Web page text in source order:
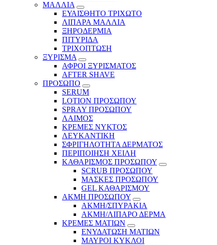
ΜΑΛΛΙΑ
ΕΥΑΙΣΘΗΤΟ ΤΡΙΧΩΤΟ
ΛΙΠΑΡΑ ΜΑΛΛΙΑ
ΞΗΡΟΔΕΡΜΙΑ
ΠΙΤΥΡΙΔΑ
ΤΡΙΧΟΠΤΩΣΗ
ΞΥΡΙΣΜΑ
ΑΦΡΟΙ ΞΥΡΙΣΜΑΤΟΣ
AFTER SHAVE
ΠΡΟΣΩΠΟ
SERUM
LOTION ΠΡΟΣΩΠΟΥ
SPRAY ΠΡΟΣΩΠΟΥ
ΛΑΙΜΟΣ
ΚΡΕΜΕΣ ΝΥΚΤΟΣ
ΛΕΥΚΑΝΤΙΚΗ
ΣΦΡΙΓΗΛΟΤΗΤΑ ΔΕΡΜΑΤΟΣ
ΠΕΡΙΠΟΙΗΣΗ ΧΕΙΛΗ
ΚΑΘΑΡΙΣΜΟΣ ΠΡΟΣΩΠΟΥ
SCRUB ΠΡΟΣΩΠΟΥ
ΜΑΣΚΕΣ ΠΡΟΣΩΠΟΥ
GEL ΚΑΘΑΡΙΣΜΟΥ
ΑΚΜΗ ΠΡΟΣΩΠΟΥ
ΑΚΜΗ/ΣΠΥΡΑΚΙΑ
ΑΚΜΗ/ΛΙΠΑΡΟ ΔΕΡΜΑ
ΚΡΕΜΕΣ ΜΑΤΙΩΝ
ΕΝΥΔΑΤΩΣΗ ΜΑΤΙΩΝ
ΜΑΥΡΟΙ ΚΥΚΛΟΙ